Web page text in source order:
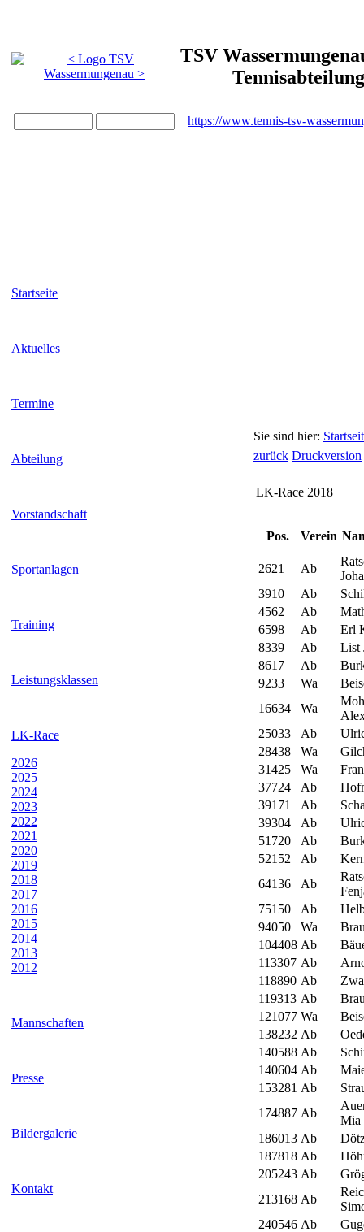
TSV
Tennisabteilung
https://www.tennis-tsv-
Startseite
Aktuelles
Termine
Abteilung
Vorstandschaft
Sportanlagen
Training
Leistungsklassen
LK-Race
2026
2025
2024
2023
2022
2021
2020
2019
2018
2017
2016
2015
2014
2013
2012
Mannschaften
Presse
Bildergalerie
Kontakt
Sie sind hier:
zurück Druckversion
LK-Race 2018
Pos. Verein
2621 Ab
3910
Ab
4562
Ab
6598
Ab
Erl
8339
Ab
List
8617
Ab
9233
Wa
16634
Wa
25033
Ab
28438
Wa
31425
Wa
37724
Ab
39171
Ab
39304
Ab
51720
Ab
52152
Ab
64136
Ab
75150
Ab
94050
Wa
104408 Ab
113307 Ab
118890 Ab
119313 Ab
121077 Wa
138232 Ab
140588 Ab
140604 Ab
153281 Ab
174887 Ab
Mia
186013 Ab
187818 Ab
205243 Ab
213168 Ab
240546 Ab